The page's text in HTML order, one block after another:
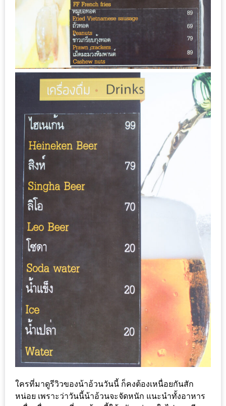
CRYSTAL
เชียงใหม่
ฟรี
ท่าน
ลุ้น
GIFT
รับ
ประทาน
มูลค่า
1,000
ฟรี
3
รางวัล
แม่
พิเศษ
โม
ใครที่มาดูรีวิวของน้าอ้วนวันนี้ ก็คงต้องเหนื่อยกันสัก
หน่อย เพราะว่าวันนี้น้าอ้วนจะจัดหนัก แนะนำทั้งอาหาร